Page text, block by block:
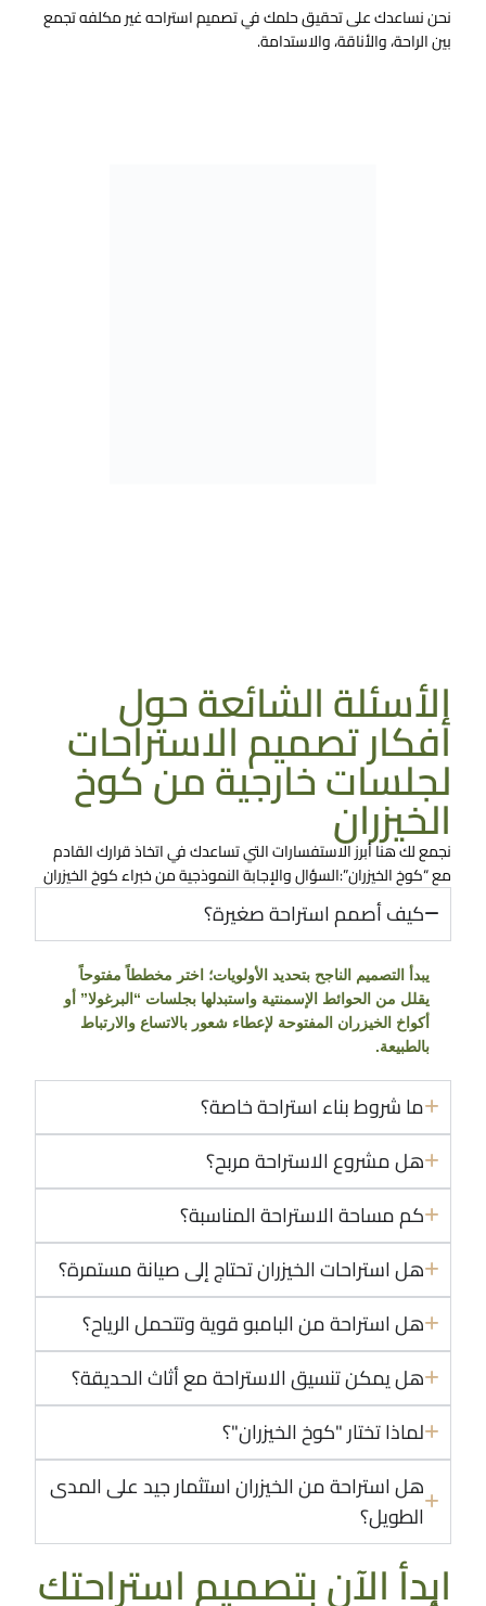
نحن نساعدك على تحقيق حلمك فيتصميم استراحه غير مكلفهتجمع
بين الراحة، والأناقة، والاستدامة.
الأسئلة الشائعة حول
أفكار تصميم الاستراحات
لجلسات خارجية من كوخ
الخيزران
نجمع لك هنا أبرز الاستفسارات التي تساعدك في اتخاذ قرارك القادم
مع “كوخ الخيزران”:السؤال والإجابة النموذجية من خبراء كوخ الخيزران
كيف أصمم استراحة صغيرة؟
يبدأ التصميم الناجح بتحديد الأولويات؛ اختر مخططاً مفتوحاً
يقلل من الحوائط الإسمنتية واستبدلها بجلسات “البرغولا” أو
أكواخ الخيزران المفتوحة لإعطاء شعور بالاتساع والارتباط
بالطبيعة.
ما شروط بناء استراحة خاصة؟
هل مشروع الاستراحة مربح؟
كم مساحة الاستراحة المناسبة؟
هل استراحات الخيزران تحتاج إلى صيانة مستمرة؟
هل استراحة من البامبو قوية وتتحمل الرياح؟
هل يمكن تنسيق الاستراحة مع أثاث الحديقة؟
لماذا تختار "كوخ الخيزران"؟
هل استراحة من الخيزران استثمار جيد على المدى
الطويل؟
ابدأ الآن بتصميم استراحتك